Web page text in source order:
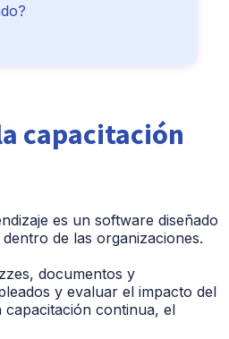
capacitación
es un software diseñado
de las organizaciones.
documentos y
y evaluar el impacto del
capacitación continua, el